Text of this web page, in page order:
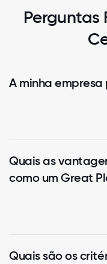
Perguntas
A minha
Quais as
como um Great
Quais são os